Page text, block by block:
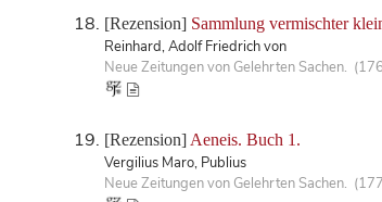
[Rezension] Sammlung vermischter
Reinhard, Adolf Friedrich von
Neue Zeitungen von Gelehrten Sachen.
[Rezension] Aeneis. Buch 1.
Vergilius Maro, Publius
Neue Zeitungen von Gelehrten Sachen.